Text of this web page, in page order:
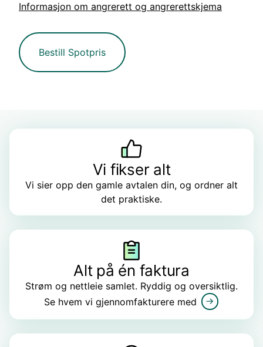
Informasjon om angrerett og angrerettskjema
Bestill Spotpris
Vi fikser alt
Vi sier opp den gamle avtalen din, og ordner alt
det praktiske.
Alt på én faktura
Strøm og nettleie samlet. Ryddig og oversiktlig.
Se hvem vi gjennomfakturere med